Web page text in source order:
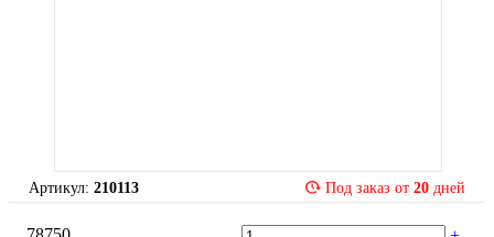
Артикул: 210113 Под заказ от 20 дней